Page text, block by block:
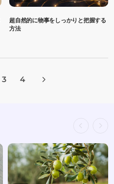
超自然的に物事をしっかりと把握する
方法
3 4